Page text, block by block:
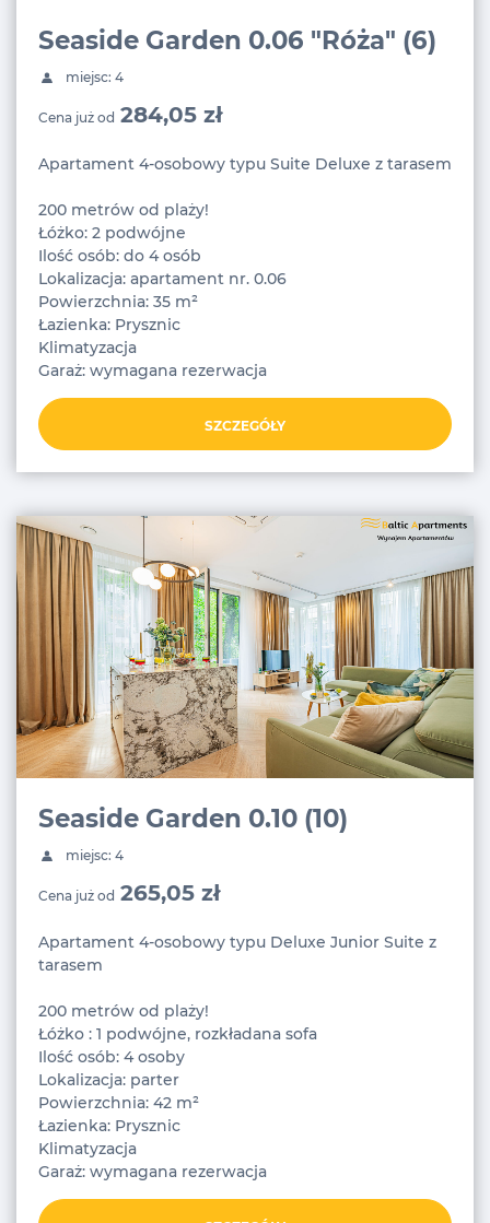
Seaside Garden 0.06 "Róża" (6)
miejsc: 4
Cena już od 284,05 zł
Apartament 4-osobowy typu Suite Deluxe z tarasem
200 metrów od plaży!
Łóżko: 2 podwójne
Ilość osób: do 4 osób
Lokalizacja: apartament nr. 0.06
Powierzchnia: 35 m²
Łazienka: Prysznic
Klimatyzacja
Garaż: wymagana rezerwacja
SZCZEGÓŁY
Seaside Garden 0.10 (10)
miejsc: 4
Cena już od 265,05 zł
Apartament 4-osobowy typu Deluxe Junior Suite z
tarasem
200 metrów od plaży!
Łóżko : 1 podwójne, rozkładana sofa
Ilość osób: 4 osoby
Lokalizacja: parter
Powierzchnia: 42 m²
Łazienka: Prysznic
Klimatyzacja
Garaż: wymagana rezerwacja